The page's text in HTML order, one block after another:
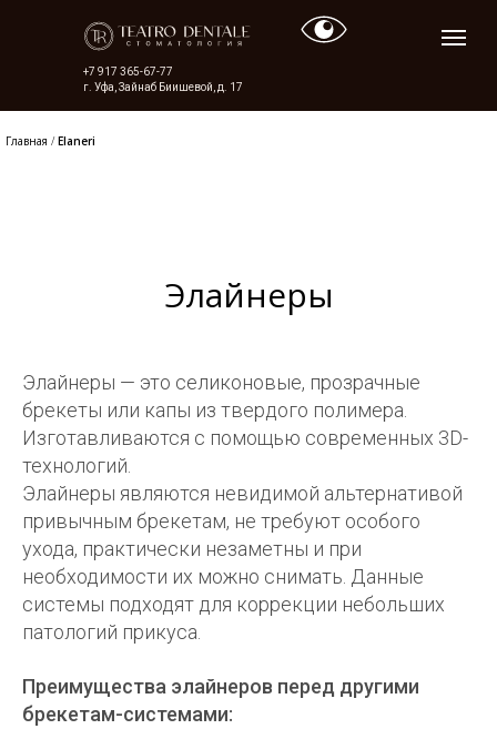
г. Уфа, Зайнаб Биишевой, д. 17
+7 917 365-67-77
Главная /Elaneri
Элайнеры
Элайнеры — это селиконовые, прозрачные
брекеты или капы из твердого полимера.
Изготавливаются с помощью современных 3D-
технологий.
Элайнеры являются невидимой альтернативой
привычным брекетам, не требуют особого
ухода, практически незаметны и при
необходимости их можно снимать. Данные
системы подходят для коррекции небольших
патологий прикуса.
Преимущества элайнеров перед другими
брекетам-системами: